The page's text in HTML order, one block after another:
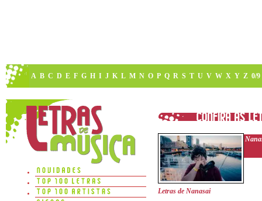
A B C D E F G H I J K L M N O P Q R S T U V W X Y Z 0/9
Letras de Nanasai